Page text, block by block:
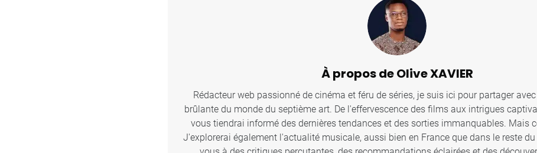
À propos de Olive XAVIER
Rédacteur web passionné de cinéma et féru de séries, je suis ici pour partager
brûlante du monde du septième art. De l'effervescence des films aux intrigues
vous tiendrai informé des dernières tendances et des sorties immanquables. Mais
J'explorerai également l'actualité musicale, aussi bien en France que dans le reste